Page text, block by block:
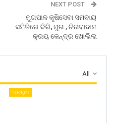
NEXT POST
ମୁଗପାଳ କୃଷିସେବା ସମବାୟ
ସମିତିରେ ବିରି, ମୁଗ , ଚିନାବାଦାମ
କ୍ରୟ କେନ୍ଦ୍ର ଖୋଲିଲା
All
ଅପରାଧ